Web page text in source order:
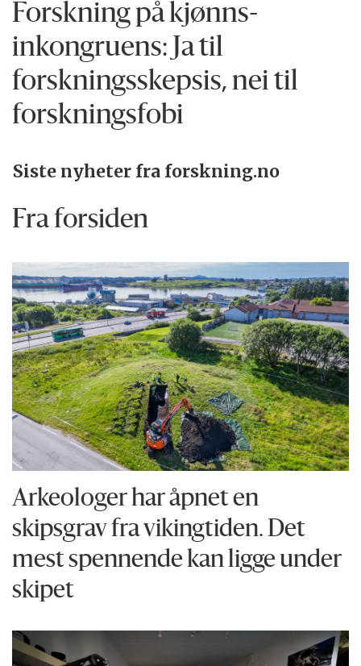
Forskning på kjønns­
inkongruens: Ja til
forskningsskepsis, nei til
forskningsfobi
Siste nyheter fra forskning.no
Fra forsiden
Arkeologer har åpnet en
skipsgrav fra vikingtiden. Det
mest spennende kan ligge under
skipet